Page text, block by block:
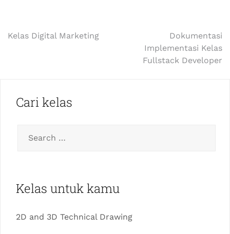
Kelas Digital Marketing
Dokumentasi
Implementasi Kelas
Fullstack Developer
Cari kelas
Kelas untuk kamu
2D and 3D Technical Drawing